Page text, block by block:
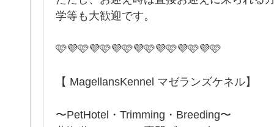
学等も大歓迎です。
🩷💜🩷💜🩷💜🩷💜🩷💜🩷💜🩷💜🩷
【 MagellansKennel マゼランズケネル】
〜PetHotel・Trimming・Breeding〜